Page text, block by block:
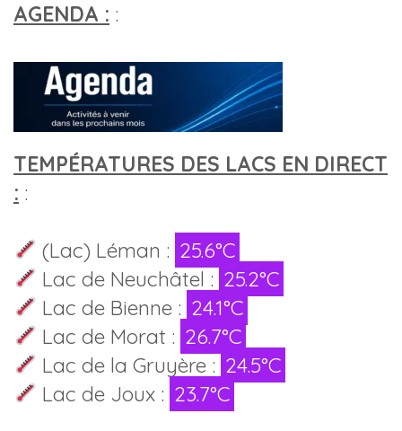
AGENDA : :
TEMPÉRATURES DES LACS EN DIRECT
: :
(Lac) Léman : 25.6°C
Lac de Neuchâtel : 25.2°C
Lac de Bienne : 24.1°C
Lac de Morat : 26.7°C
Lac de la Gruyère : 24.5°C
Lac de Joux : 23.7°C